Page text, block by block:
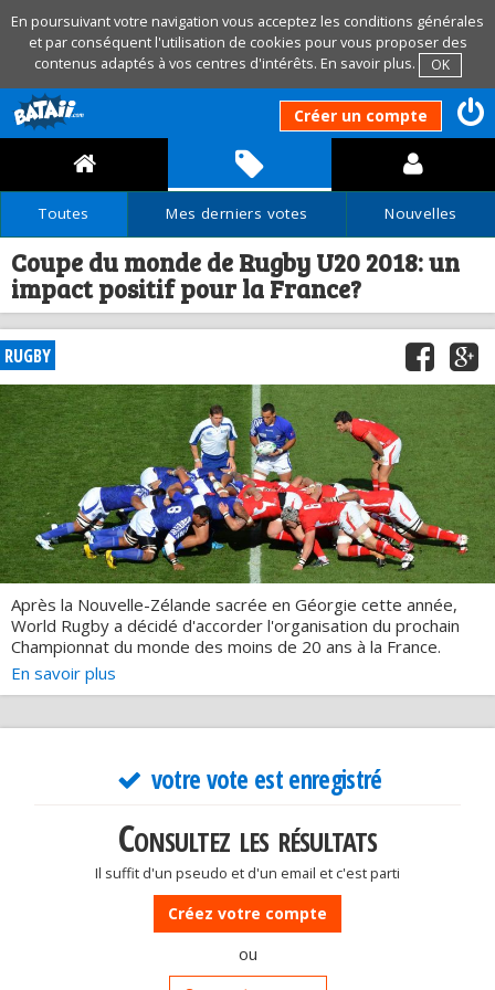
En poursuivant votre navigation vous acceptez les conditions générales
et par conséquent l'utilisation de cookies pour vous proposer des
contenus adaptés à vos centres d'intérêts. En savoir plus. OK
Créer un compte
Toutes Mes derniers votes Nouvelles
Coupe du monde de Rugby U20 2018: un
impact positif pour la France?
RUGBY
Après la Nouvelle-Zélande sacrée en Géorgie cette année,
World Rugby a décidé d'accorder l'organisation du prochain
Championnat du monde des moins de 20 ans à la France.
Comme toutes les grandes compétitions sportives, son
organisation recquierra des investissements en installations
D'un autre côté, ces compétitions attirent un grand nombre
de touristes qui dépenses et consomment sur place,
et la notoriété du pays se trouvent renforcés si la
compétition se déroule dans de bonnes conditions;
En savoir plus
votre vote est enregistré
Consultez les résultats
Il suffit d'un pseudo et d'un email et c'est parti
Créez votre compte
ou